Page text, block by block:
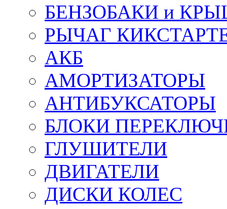
БЕНЗОБАКИ и
РЫЧАГ
АКБ
АМОРТИЗАТОРЫ
АНТИБУКСАТОРЫ
БЛОКИ
ГЛУШИТЕЛИ
ДВИГАТЕЛИ
ДИСКИ КОЛЕС